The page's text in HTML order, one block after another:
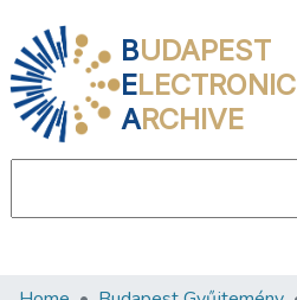
BUDAPEST
ELECTRONIC
ARCHIVE